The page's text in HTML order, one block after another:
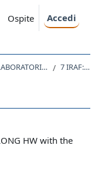
Ospite Accedi
972SM - LABORATORIO DI TECNOLOGIE ASTRONOMICHE 2020 7 IRAF: spectra reduction
HW with the